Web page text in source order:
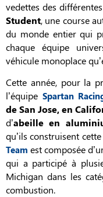
vedettes des
Student, une course
du monde entier qui
chaque équipe
véhicule monoplace
Cette année, pour la
l’équipe Spartan
de San Jose, en
d’abeille en
qu’ils construisent
Team est composée
qui a participé à
Michigan dans les
combustion.